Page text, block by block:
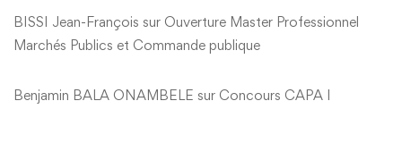
BISSI Jean-François sur Ouverture Master Professionnel
Marchés Publics et Commande publique
Benjamin BALA ONAMBELE sur Concours CAPA I